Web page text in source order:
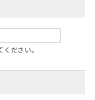
ださい。